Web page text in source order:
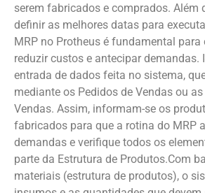
serem fabricados e comprados. Além
definir as melhores datas para
MRP no Protheus é fundamental
reduzir custos e antecipar demandas.
entrada de dados feita no sistema,
mediante os Pedidos de Vendas ou
Vendas. Assim, informam-se os
fabricados para que a rotina do MRP
demandas e verifique todos os
parte da Estrutura de Produtos.Com
materiais (estrutura de produtos), o